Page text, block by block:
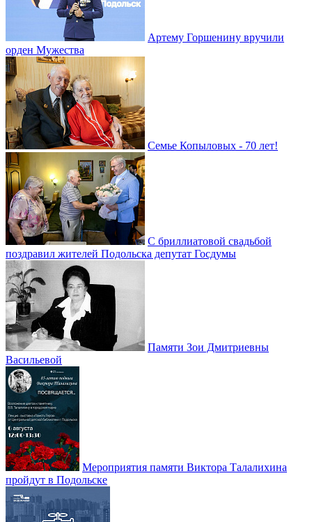
Артему Горшенину вручили
орден Мужества
Семье Копыловых - 70 лет!
С бриллиатовой свадьбой
поздравил жителей Подольска депутат Госдумы
Памяти Зои Дмитриевны
Васильевой
Мероприятия памяти Виктора Талалихина
пройдут в Подольске